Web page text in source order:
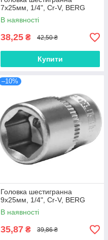
7х25мм, 1/4", Cr-V, BERG
В наявності
38,25 ₴ 42,50 ₴
Купити
–10%
Головка шестигранна
9х25мм, 1/4", Cr-V, BERG
В наявності
35,87 ₴ 39,86 ₴